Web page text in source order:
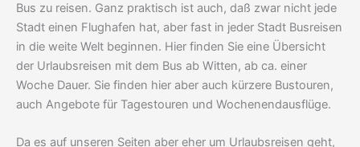
Bus zu reisen. Ganz praktisch ist auch, daß zwar nicht jede
Stadt einen Flughafen hat, aber fast in jeder Stadt Busreisen
in die weite Welt beginnen. Hier finden Sie eine Übersicht
der Urlaubsreisen mit dem Bus ab Witten, ab ca. einer
Woche Dauer. Sie finden hier aber auch kürzere Bustouren,
auch Angebote für Tagestouren und Wochenendausflüge.
Da es auf unseren Seiten aber eher um Urlaubsreisen geht,